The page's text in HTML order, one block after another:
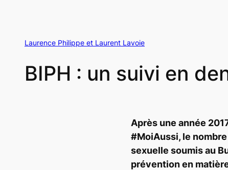
Laurence Philippe et Laurent Lavoie
BIPH : un suivi en
Après une année
#MoiAussi, le
sexuelle soumis au
prévention en